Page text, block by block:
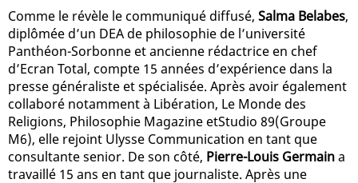
Comme le révèle le communiqué diffusé, Salma Belabes,
diplômée d’un DEA de philosophie de l’université
Panthéon-Sorbonne et ancienne rédactrice en chef
d’Ecran Total, compte 15 années d’expérience dans la
presse généraliste et spécialisée. Après avoir également
collaboré notamment à Libération, Le Monde des
Religions, Philosophie Magazine etStudio 89(Groupe
M6), elle rejoint Ulysse Communication en tant que
consultante senior. De son côté, Pierre-Louis Germaina
travaillé 15 ans en tant que journaliste. Après une